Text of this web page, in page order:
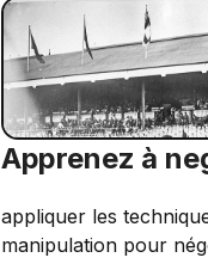
Apprenez à
appliquer les
manipulation pour